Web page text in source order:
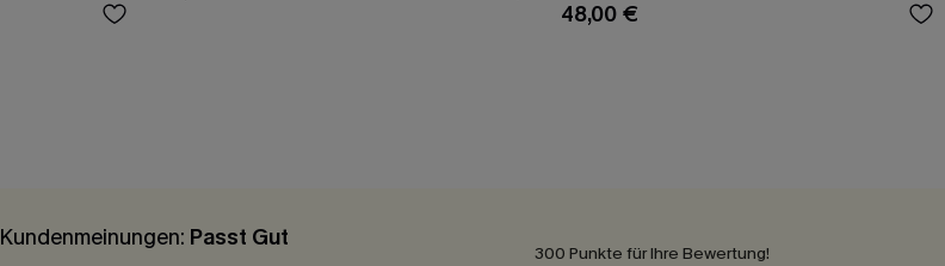
48,00 €
Kundenmeinungen: Passt Gut
300 Punkte für Ihre Bewertung!